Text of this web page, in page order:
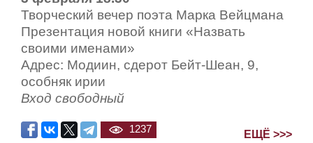
Творческий вечер поэта Марка Вейцмана
Презентация новой книги «Назвать
своими именами»
Адрес: Модиин, сдерот Бейт-Шеан, 9,
особняк ирии
Вход свободный
1237 ЕЩЁ >>>